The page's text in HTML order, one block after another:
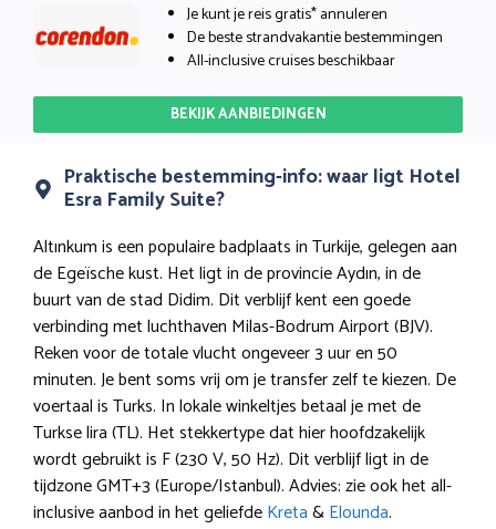
Je kunt je reis gratis* annuleren
De beste strandvakantie bestemmingen
All-inclusive cruises beschikbaar
BEKIJK AANBIEDINGEN
Praktische bestemming-info: waar ligt Hotel
Esra Family Suite?
Altınkum is een populaire badplaats in Turkije, gelegen aan
de Egeïsche kust. Het ligt in de provincie Aydın, in de
buurt van de stad Didim. Dit verblijf kent een goede
verbinding met luchthaven Milas-Bodrum Airport (BJV).
Reken voor de totale vlucht ongeveer 3 uur en 50
minuten. Je bent soms vrij om je transfer zelf te kiezen. De
voertaal is Turks. In lokale winkeltjes betaal je met de
Turkse lira (TL). Het stekkertype dat hier hoofdzakelijk
wordt gebruikt is F (230 V, 50 Hz). Dit verblijf ligt in de
tijdzone GMT+3 (Europe/Istanbul). Advies: zie ook het all-
inclusive aanbod in het geliefdeKreta&Elounda.